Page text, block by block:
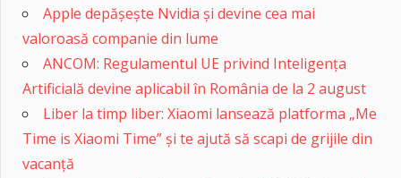
Apple depășește Nvidia și devine cea mai
valoroasă companie din lume
ANCOM: Regulamentul UE privind Inteligența
Artificială devine aplicabil în România de la 2 august
Liber la timp liber: Xiaomi lansează platforma „Me
Time is Xiaomi Time” și te ajută să scapi de grijile din
vacanță